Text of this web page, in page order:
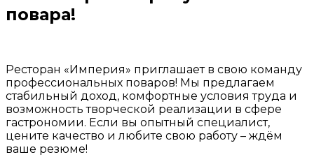
повара!
Ресторан «Империя» приглашает в свою команду
профессиональных поваров! Мы предлагаем
стабильный доход, комфортные условия труда и
возможность творческой реализации в сфере
гастрономии. Если вы опытный специалист,
цените качество и любите свою работу – ждём
ваше резюме!